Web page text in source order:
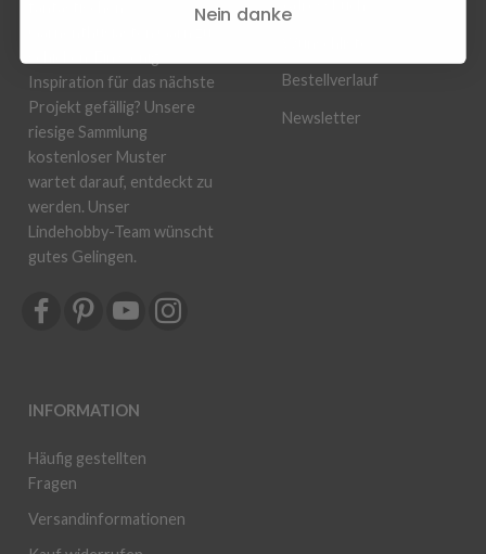
Inspiration für das nächste
Projekt gefällig? Unsere
riesige Sammlung
kostenloser Muster
wartet darauf, entdeckt zu
werden. Unser
Lindehobby-Team wünscht
gutes Gelingen.
INFORMATION
Häufig gestellten
Fragen
Versandinformationen
Bestellverlauf
Newsletter
Nein danke